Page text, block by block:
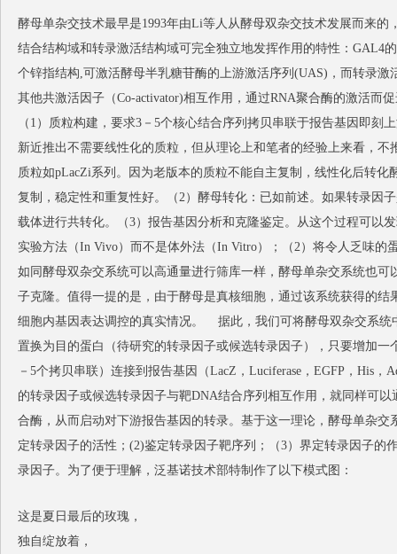
酵母单杂交技术最早是1993年由Li等人从酵母双杂交技术发展而来的
结合结构域和转录激活结构域可完全独立地发挥作用的特性：GAL4
个锌指结构,可激活酵母半乳糖苷酶的上游激活序列(UAS)，而转录
其他共激活因子（Co-activator)相互作用，通过RNA聚合酶的激活而
（1）质粒构建，要求3－5个核心结合序列拷贝串联于报告基因即刻
新近推出不需要线性化的质粒，但从理论上和笔者的经验上来看，
质粒如pLacZi系列。因为老版本的质粒不能自主复制，线性化后转
复制，稳定性和重复性好。（2）酵母转化：已如前述。如果转录因
载体进行共转化。（3）报告基因分析和克隆鉴定。从这个过程可以
实验方法（In Vivo）而不是体外法（In Vitro）；（2）将令人乏味的
如同酵母双杂交系统可以高通量进行筛库一样，酵母单杂交系统也
子克隆。值得一提的是，由于酵母是真核细胞，通过该系统获得的
细胞内基因表达调控的真实情况。
据此，我们可将酵母双杂交系
置换为目的蛋白（待研究的转录因子或候选转录因子），只要增加
－5个拷贝串联）连接到报告基因（LacZ，Luciferase，EGFP，His
的转录因子或候选转录因子与靶DNA结合序列相互作用，就同样可
合酶，从而启动对下游报告基因的转录。基于这一理论，酵母单杂
定转录因子的活性；(2)鉴定转录因子靶序列；（3）界定转录因子的
录因子。为了便于理解，泛基诺技术部特制作了以下模式图：
这是夏日最后的玫瑰，
独自绽放着，